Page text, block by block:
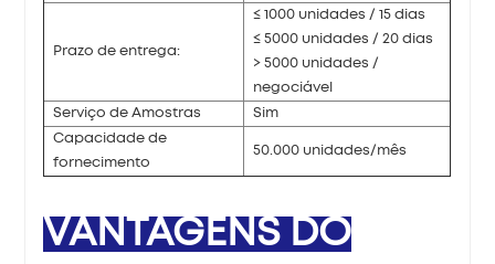
Prazo de entrega:
≤ 1000 unidades / 15 dias
≤ 5000 unidades / 20 dias
> 5000 unidades /
negociável
Serviço de Amostras Sim
Capacidade de
fornecimento
50.000 unidades/mês
VANTAGENS DO